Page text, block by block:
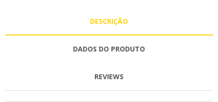
DESCRIÇÃO
DADOS DO PRODUTO
REVIEWS